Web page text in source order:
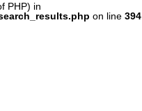
PHP) in
on line 394